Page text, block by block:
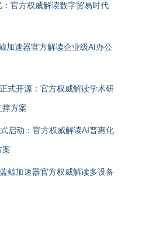
官方权威解读数字贸易时代
加速器官方解读企业级AI办公
式开源：官方权威解读学术研
撑方案
启动：官方权威解读AI普惠化
案
鲸加速器官方权威解读多设备